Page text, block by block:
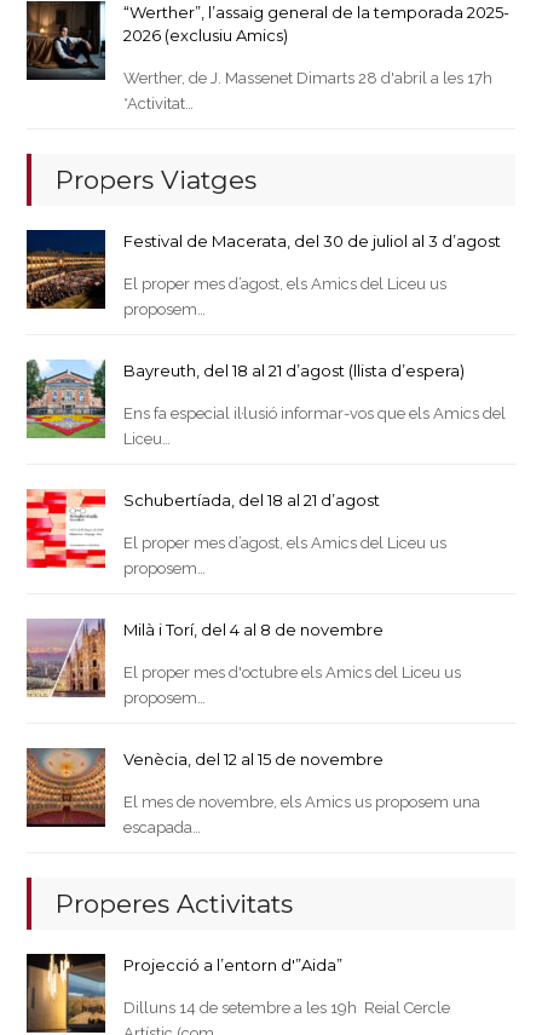
“Werther”, l’assaig general de la temporada 2025-
2026 (exclusiu Amics)
Werther, de J. Massenet Dimarts 28 d'abril a les 17h
*Activitat…
Propers Viatges
Festival de Macerata, del 30 de juliol al 3 d’agost
El proper mes d’agost, els Amics del Liceu us
proposem…
Bayreuth, del 18 al 21 d’agost (llista d’espera)
Ens fa especial il·lusió informar-vos que els Amics del
Liceu…
Schubertíada, del 18 al 21 d’agost
El proper mes d’agost, els Amics del Liceu us
proposem…
Milà i Torí, del 4 al 8 de novembre
El proper mes d'octubre els Amics del Liceu us
proposem…
Venècia, del 12 al 15 de novembre
El mes de novembre, els Amics us proposem una
escapada…
Properes Activitats
Projecció a l’entorn d'”Aida”
Dilluns 14 de setembre a les 19h Reial Cercle